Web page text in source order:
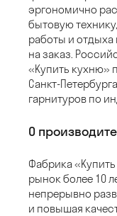
эргономично
бытовую
работы и отдыха
на заказ.
«Купить кухню»
Санкт-
гарнитуров по
О
Фабрика
рынок более 10
непрерывно
и повышая